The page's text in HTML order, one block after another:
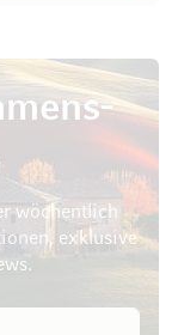
wöchentlich
exklusive